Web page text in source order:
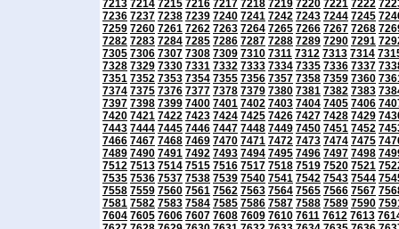
7213 7214 7215 7216 7217 7218 7219 7220 7221 7222
7236 7237 7238 7239 7240 7241 7242 7243 7244 7245
7259 7260 7261 7262 7263 7264 7265 7266 7267 7268
7282 7283 7284 7285 7286 7287 7288 7289 7290 7291
7305 7306 7307 7308 7309 7310 7311 7312 7313 7314
7328 7329 7330 7331 7332 7333 7334 7335 7336 7337
7351 7352 7353 7354 7355 7356 7357 7358 7359 7360
7374 7375 7376 7377 7378 7379 7380 7381 7382 7383
7397 7398 7399 7400 7401 7402 7403 7404 7405 7406
7420 7421 7422 7423 7424 7425 7426 7427 7428 7429
7443 7444 7445 7446 7447 7448 7449 7450 7451 7452
7466 7467 7468 7469 7470 7471 7472 7473 7474 7475
7489 7490 7491 7492 7493 7494 7495 7496 7497 7498
7512 7513 7514 7515 7516 7517 7518 7519 7520 7521
7535 7536 7537 7538 7539 7540 7541 7542 7543 7544
7558 7559 7560 7561 7562 7563 7564 7565 7566 7567
7581 7582 7583 7584 7585 7586 7587 7588 7589 7590
7604 7605 7606 7607 7608 7609 7610 7611 7612 7613